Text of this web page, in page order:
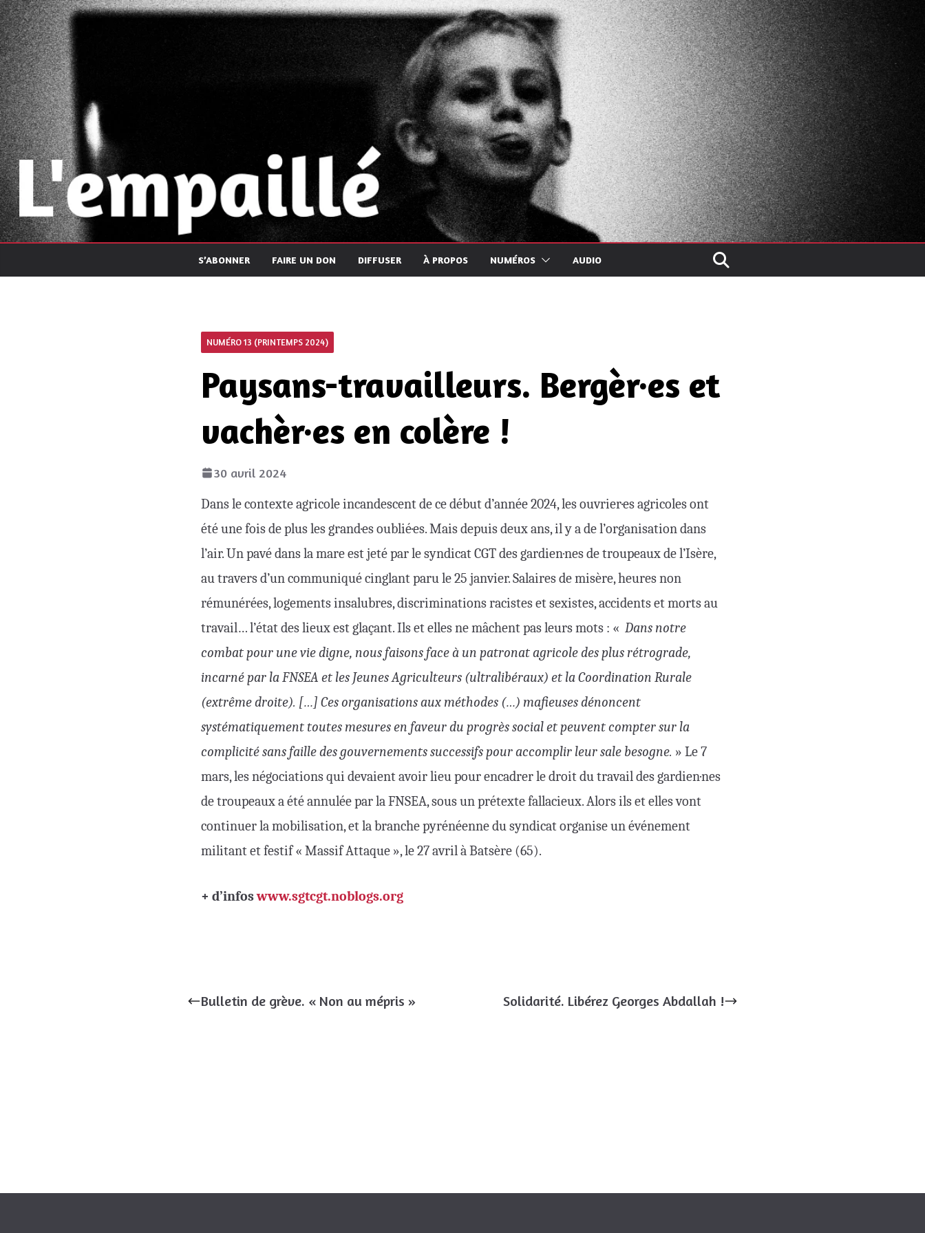
Passer
au
contenu
S’ABONNER FAIRE UN DON DIFFUSER À PROPOS NUMÉROS AUDIO
NUMÉRO 13 (PRINTEMPS 2024)
Paysans-travailleurs. Bergèr·es et
vachèr·es en colère !
30 avril 2024
Dans le contexte agricole incandescent de ce début d’année 2024, les ouvrier·es agricoles ont
été une fois de plus les grand·es oublié·es. Mais depuis deux ans, il y a de l’organisation dans
l’air. Un pavé dans la mare est jeté par le syndicat CGT des gardien·nes de troupeaux de l’Isère,
au travers d’un communiqué cinglant paru le 25 janvier. Salaires de misère, heures non
rémunérées, logements insalubres, discriminations racistes et sexistes, accidents et morts au
travail… l’état des lieux est glaçant. Ils et elles ne mâchent pas leurs mots : « Dans notre
combat pour une vie digne, nous faisons face à un patronat agricole des plus rétrograde,
incarné par la FNSEA et les Jeunes Agriculteurs (ultralibéraux) et la Coordination Rurale
(extrême droite). […] Ces organisations aux méthodes (…) mafieuses dénoncent
systématiquement toutes mesures en faveur du progrès social et peuvent compter sur la
complicité sans faille des gouvernements successifs pour accomplir leur sale besogne. » Le 7
mars, les négociations qui devaient avoir lieu pour encadrer le droit du travail des gardien·nes
de troupeaux a été annulée par la FNSEA, sous un prétexte fallacieux. Alors ils et elles vont
continuer la mobilisation, et la branche pyrénéenne du syndicat organise un événement
militant et festif « Massif Attaque », le 27 avril à Batsère (65).
+ d’infoswww.sgtcgt.noblogs.org
Bulletin de grève. « Non au mépris » Solidarité. Libérez Georges Abdallah !